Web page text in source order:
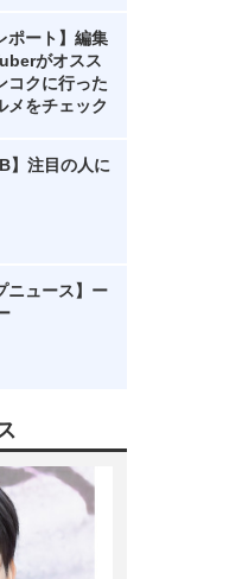
ポート】編集
がオスス
コクに行った
メをチェック
】注目の人に
ニュース】ー